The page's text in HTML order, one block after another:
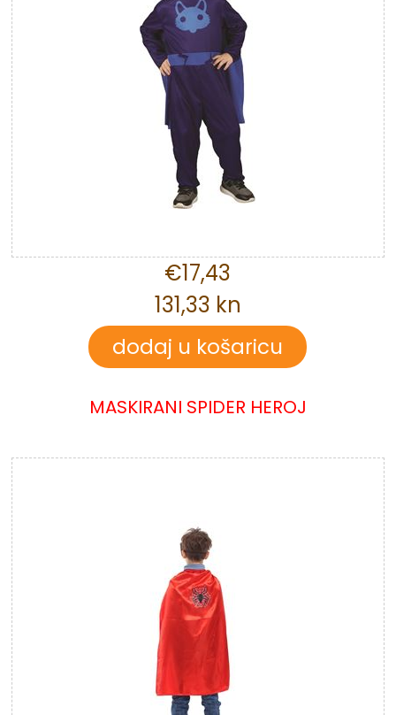
€17,43
131,33 kn
MASKIRANI SPIDER HEROJ